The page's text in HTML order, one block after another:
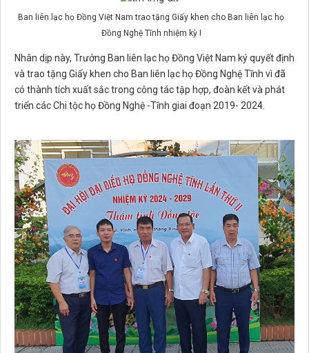
Ban liên lạc họ Đồng Việt Nam trao tặng Giấy khen cho Ban liên lạc họ
Đồng Nghệ Tĩnh nhiệm kỳ I
Nhân dịp này, Trưởng Ban liên lạc họ Đồng Việt Nam ký quyết định
và trao tặng Giấy khen cho Ban liên lạc họ Đồng Nghệ Tĩnh vì đã
có thành tích xuất sắc trong công tác tập hợp, đoàn kết và phát
triển các Chi tộc họ Đồng Nghệ -Tĩnh giai đoạn 2019- 2024.